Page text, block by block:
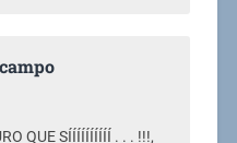
QUE SÍÍÍÍÍÍÍÍÍÍ . . . !!!,